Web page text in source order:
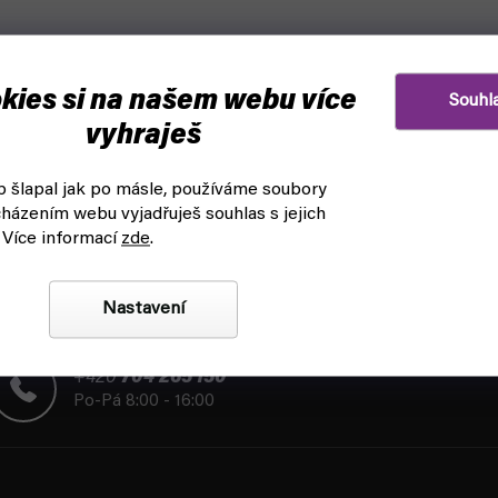
si na našem webu více
vyhraješ
šlapal jak po másle, používáme soubory
webu vyjadřuješ souhlas s jejich
informací zde.
Nastavení
+420704 265 150
Po-Pá 8:00 - 16:00